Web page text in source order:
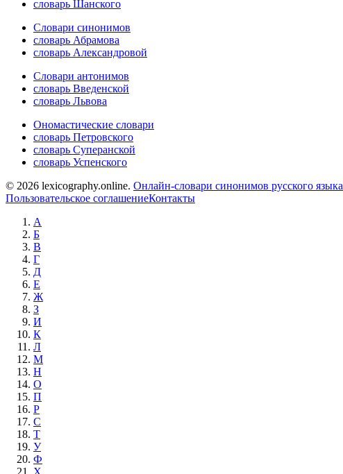
словарь Шанского
Словари синонимов
словарь Абрамова
словарь Александровой
Словари антонимов
словарь Введенской
словарь Львова
Ономастические словари
словарь Петровского
словарь Суперанской
словарь Успенского
© 2026 lexicography.online. Онлайн-словари синонимов русского языка
Пользовательское соглашениеКонтакты
А
Б
В
Г
Д
Е
Ж
З
И
К
Л
М
Н
О
П
Р
С
Т
У
Ф